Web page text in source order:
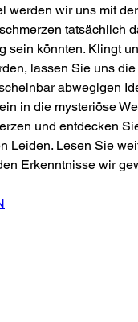
werden wir uns mit
tatsächlich
sein könnten. Klingt
lassen Sie uns
abwegigen
in die mysteriöse
und entdecken
Leiden. Lesen Sie
Erkenntnisse wir